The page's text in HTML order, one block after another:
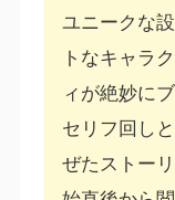
ユニークな
トなキャラ
ィが絶妙に
セリフ回し
ぜたストー